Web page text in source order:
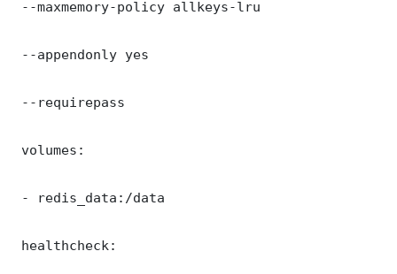
--maxmemory-policy allkeys-lru
--appendonly yes
--requirepass
volumes:
- redis_data:/data
healthcheck: